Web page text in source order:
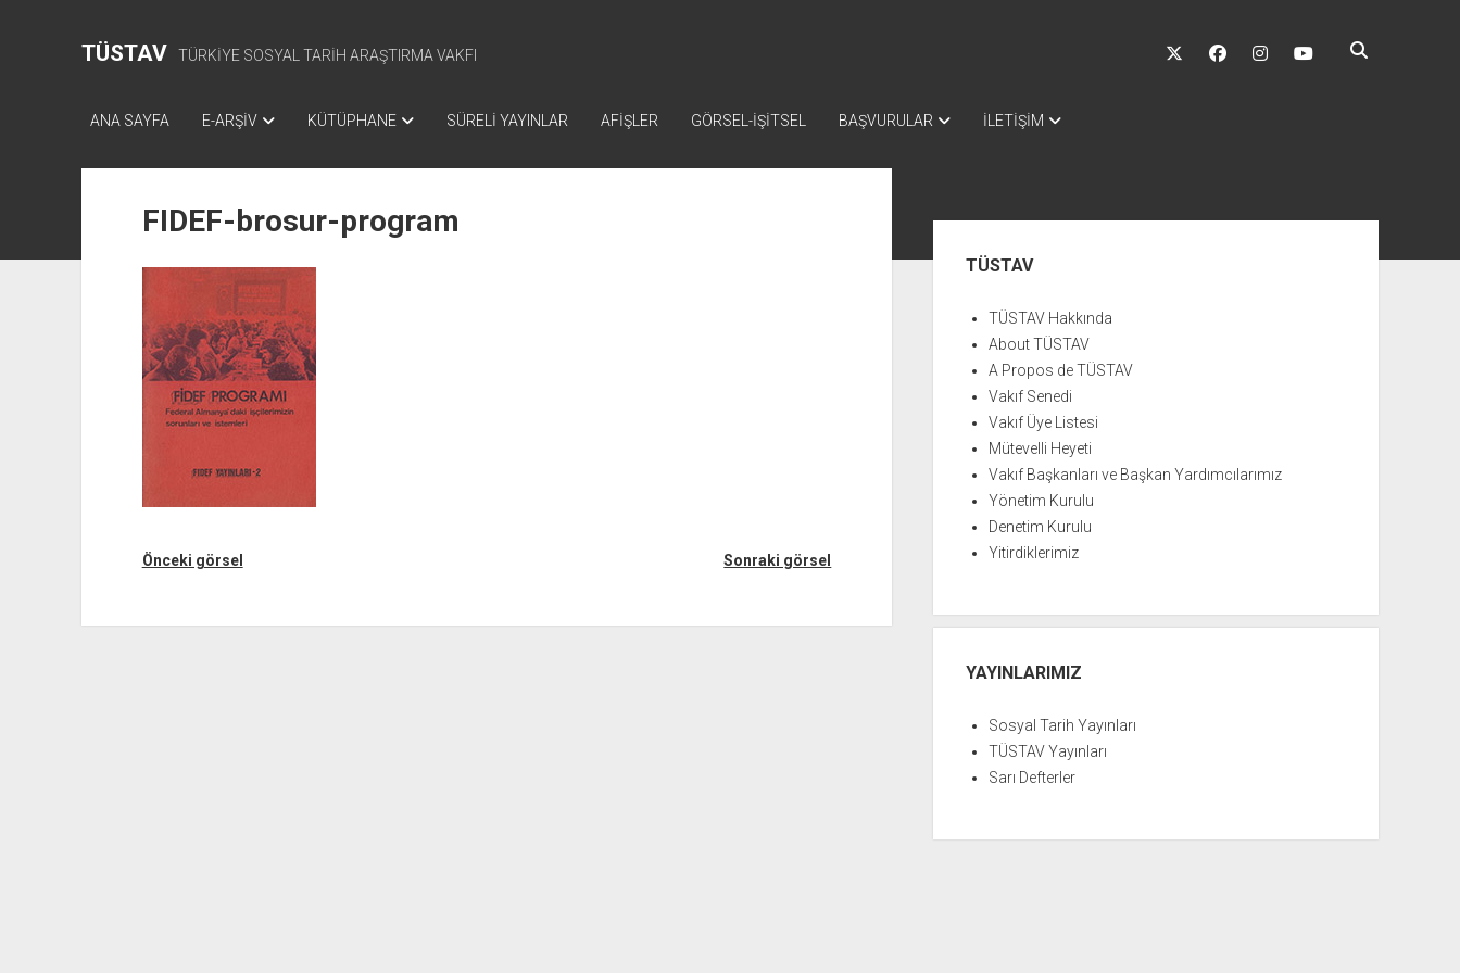
TÜSTAV TÜRKİYE SOSYAL TARİH ARAŞTIRMA VAKFI
twitter facebookinstagramyoutube
ANA SAYFA E-ARŞİV KÜTÜPHANE SÜRELİ YAYINLAR AFİŞLER GÖRSEL-İŞİTSEL BAŞVURULAR İLETİŞİM
FIDEF-brosur-program
Önceki görsel Sonraki görsel
MenüTÜSTAV
TÜSTAV Hakkında
About TÜSTAV
A Propos de TÜSTAV
Vakıf Senedi
Vakıf Üye Listesi
Mütevelli Heyeti
Vakıf Başkanları ve Başkan Yardımcılarımız
Yönetim Kurulu
Denetim Kurulu
Yitirdiklerimiz
YAYINLARIMIZ
Sosyal Tarih Yayınları
TÜSTAV Yayınları
Sarı Defterler